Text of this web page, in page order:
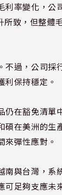
率變化，公
致，但整體
過，公司採
保持穩定。
在豁免清單
在美洲的生
彈性應對。
與台灣，系
足夠支應未